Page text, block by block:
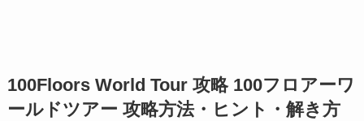
100Floors World Tour 攻略 100フロアーワ
ールドツアー 攻略方法・ヒント・解き方